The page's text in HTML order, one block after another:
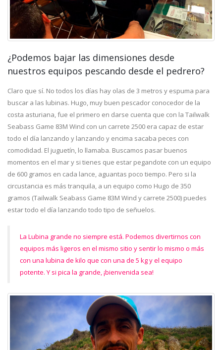
¿Podemos bajar las dimensiones desde
nuestros equipos pescando desde el pedrero?
Claro que sí. No todos los días hay olas de 3 metros y espuma para
buscar a las lubinas. Hugo, muy buen pescador conocedor de la
costa asturiana, fue el primero en darse cuenta que con la Tailwalk
Seabass Game 83M Wind con un carrete 2500 era capaz de estar
todo el día lanzando y lanzando y encima sacaba peces con
comodidad. El juguetín, lo llamaba. Buscamos pasar buenos
momentos en el mar y si tienes que estar pegandote con un equipo
de 600 gramos en cada lance, aguantas poco tiempo. Pero si la
circustancia es más tranquila, a un equipo como Hugo de 350
gramos (Tailwalk Seabass Game 83M Wind y carrete 2500) puedes
estar todo el día lanzando todo tipo de señuelos.
La Lubina grande no siempre está. Podemos divertirnos con
equipos más ligeros en el mismo sitio y sentir lo mismo o más
con una lubina de kilo que con una de 5 kg y el equipo
potente. Y si pica la grande, ¡bienvenida sea!